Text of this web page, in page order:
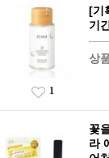
[기
기
상
1
꽃
라